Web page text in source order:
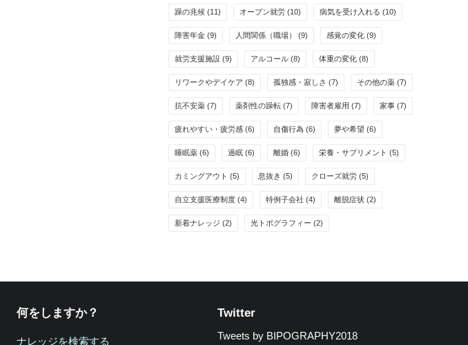
躁の兆候 (11) オープン就労 (10) 病気を受け入れる (10)
障害年金 (9) 人間関係（職場） (9) 感覚の変化 (9)
就労支援施設 (9) アルコール (8) 体重の変化 (8)
リワークやデイケア (8) 孤独感・寂しさ (7) その他の薬 (7)
抗不安薬 (7) 薬剤性の躁転 (7) 障害者雇用 (7) 家事 (7)
疲れやすい・疲労感 (6) 自傷行為 (6) 夢や希望 (6)
睡眠薬 (6) 過眠 (6) 離婚 (6) 栄養・サプリメント (5)
カミングアウト (5) 息抜き (5) クローズ就労 (5)
自立支援医療制度 (4) 特例子会社 (4) 離脱症状 (2)
新着ナレッジ (2) 光トポグラフィー (2)
何をしますか？
ナレッジを検索する
Twitter
Tweets by BIPOGRAPHY2018